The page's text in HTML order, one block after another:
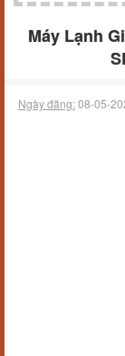
Máy Lạnh
Ngày đăng:08-05-